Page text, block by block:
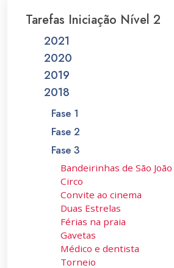
Tarefas Iniciação Nível 2
2021
2020
2019
2018
Fase 1
Fase 2
Fase 3
Bandeirinhas de São João
Circo
Convite ao cinema
Duas Estrelas
Férias na praia
Gavetas
Médico e dentista
Torneio